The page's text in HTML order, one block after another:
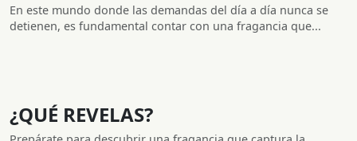
En este mundo donde las demandas del día a día nunca se
detienen, es fundamental contar con una fragancia que...
¿QUÉ REVELAS?